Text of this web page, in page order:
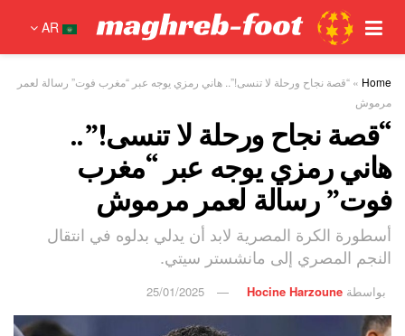
AR
Home
» “قصة نجاح ورحلة لا تنسى!”.. هاني رمزي يوجه عبر “مغرب فوت” رسالة لعمر
مرموش
“قصة نجاح ورحلة لا تنسى!”..
هاني رمزي يوجه عبر “مغرب
فوت” رسالة لعمر مرموش
أسطورة الكرة المصرية لابد أن يدلي بدلوه في انتقال
النجم المصري إلى مانشستر سيتي.
بواسطة Hocine Harzoune
25/01/2025